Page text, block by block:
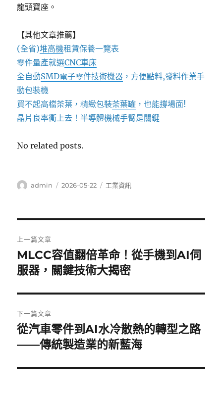
龍頭寶座。
【其他文章推薦】
(全省)堆高機租賃保養一覽表
零件量產就選CNC車床
全自動SMD電子零件技術機器 ，方便點料,發料作業手
動包裝機
買不起高檔茶葉，精緻包裝茶葉罐 ，也能撐場面!
晶片良率衝上去！半導體機械手臂是關鍵
No related posts.
作
admin
發
2026-05-22
分
工業資訊
章
導
覽
上一篇文章
上
一
文
章:
MLCC容值翻倍革命！從手機到AI伺
服器，關鍵技術大揭密
下一篇文章
下
一
文
從汽車零件到AI水冷散熱的轉型之路
——傳統製造業的新藍海